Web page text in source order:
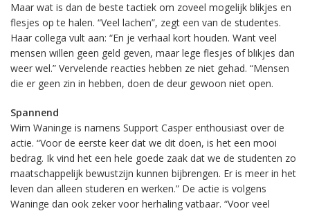
Maar wat is dan de beste tactiek om zoveel mogelijk blikjes en
flesjes op te halen. “Veel lachen”, zegt een van de studentes.
Haar collega vult aan: “En je verhaal kort houden. Want veel
mensen willen geen geld geven, maar lege flesjes of blikjes dan
weer wel.” Vervelende reacties hebben ze niet gehad. “Mensen
die er geen zin in hebben, doen de deur gewoon niet open.
Spannend
Wim Waninge is namens Support Casper enthousiast over de
actie. “Voor de eerste keer dat we dit doen, is het een mooi
bedrag. Ik vind het een hele goede zaak dat we de studenten zo
maatschappelijk bewustzijn kunnen bijbrengen. Er is meer in het
leven dan alleen studeren en werken.” De actie is volgens
Waninge dan ook zeker voor herhaling vatbaar. “Voor veel